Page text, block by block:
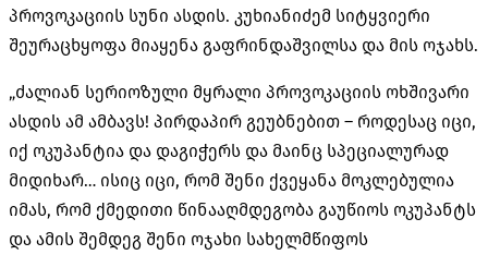
პროვოკაციის სუნი ასდის. კუხიანიძემ სიტყვიერი
შეურაცხყოფა მიაყენა გაფრინდაშვილსა და მის ოჯახს.
„ძალიან სერიოზული მყრალი პროვოკაციის ოხშივარი
ასდის ამ ამბავს! პირდაპირ გეუბნებით – როდესაც იცი,
იქ ოკუპანტია და დაგიჭერს და მაინც სპეციალურად
მიდიხარ… ისიც იცი, რომ შენი ქვეყანა მოკლებულია
იმას, რომ ქმედითი წინააღმდეგობა გაუწიოს ოკუპანტს
და ამის შემდეგ შენი ოჯახი სახელმწიფოს